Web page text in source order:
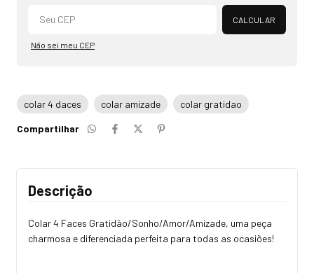
Alterar CEP
CALCULAR
Não sei meu CEP
colar 4 daces colar amizade colar gratidao
Compartilhar
Descrição
Colar 4 Faces Gratidão/Sonho/Amor/Amizade, uma peça
charmosa e diferenciada perfeita para todas as ocasiões!